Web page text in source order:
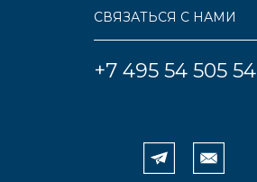
СВЯЗАТЬСЯ С НАМИ
+7 495 54 505 54